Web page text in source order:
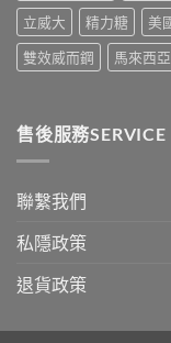
讀〉
立威大
精力糖 美
雙效威而鋼
馬來西
售後服務SERVICE
聯繫我們
私隱政策
退貨政策